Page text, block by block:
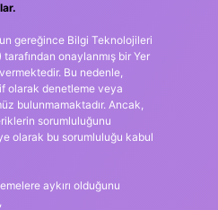
gereğince Bilgi Teknolojileri
onaylanmış bir Yer
Bu nedenle,
olarak denetleme veya
bulunmamaktadır. Ancak,
sorumluluğunu
olarak bu sorumluluğu kabul
aykırı olduğunu